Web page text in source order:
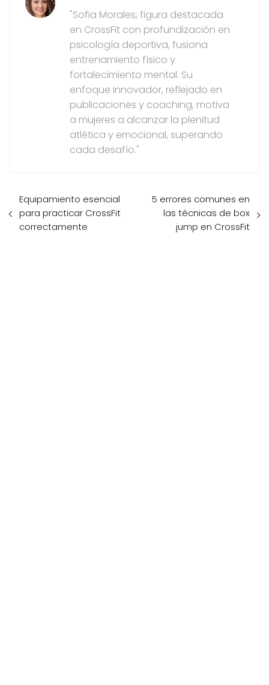
"Sofia Morales, figura destacada
en CrossFit con profundización en
psicología deportiva, fusiona
entrenamiento físico y
fortalecimiento mental. Su
enfoque innovador, reflejado en
publicaciones y coaching, motiva
a mujeres a alcanzar la plenitud
atlética y emocional, superando
cada desafío."
Equipamiento esencial
para practicar CrossFit
correctamente
5 errores comunes en
las técnicas de box
jump en CrossFit